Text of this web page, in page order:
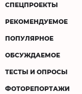
СПЕЦПРОЕКТЫ
РЕКОМЕНДУЕМОЕ
ПОПУЛЯРНОЕ
ОБСУЖДАЕМОЕ
ТЕСТЫ И ОПРОСЫ
ФОТОРЕПОРТАЖИ